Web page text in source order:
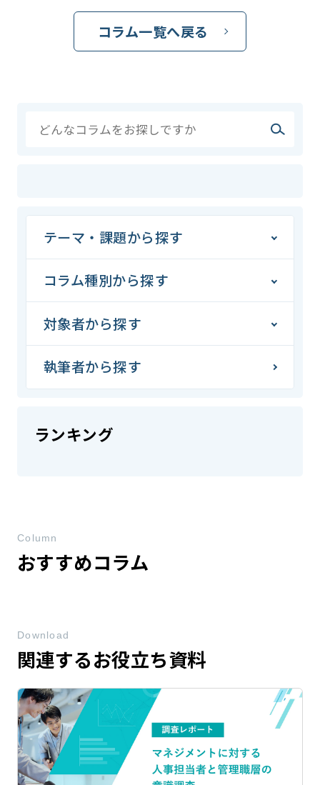
コラム一覧へ戻る
テーマ・課題から探す
コラム種別から探す
対象者から探す
執筆者から探す
ランキング
おすすめコラム
Column
関連するお役立ち資料
Download